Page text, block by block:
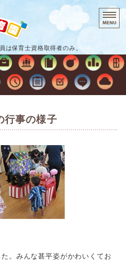
企業主導型
は保育士資格取得者のみ。
行事の様子
。 みんな甚平姿がかわいくてお